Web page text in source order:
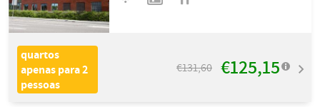
quartos
apenas para 2
pessoas
€131,60 €125,15